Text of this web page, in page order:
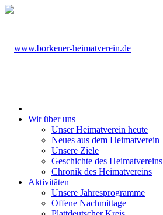
Wir über uns
Unser Heimatverein heute
Neues aus dem Heimatverein
Unsere Ziele
Geschichte des Heimatvereins
Chronik des Heimatvereins
Aktivitäten
Unsere Jahresprogramme
Offene Nachmittage